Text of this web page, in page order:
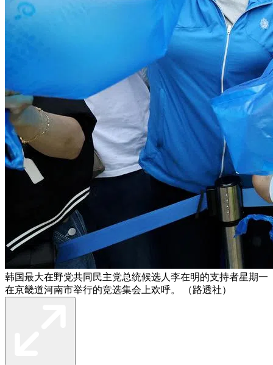
韩国最大在野党共同民主党总统候选人李在明的支持者星期一
在京畿道河南市举行的竞选集会上欢呼。 （路透社）